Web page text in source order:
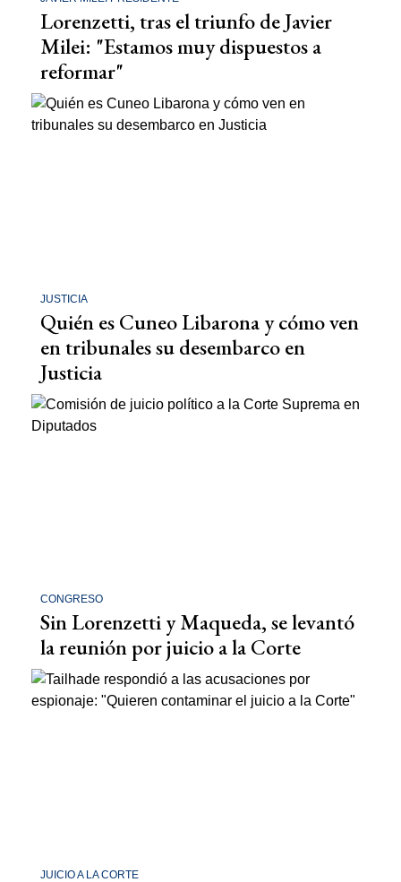
Lorenzetti, tras el triunfo de Javier
Milei: "Estamos muy dispuestos a
reformar"
JUSTICIA
Quién es Cuneo Libarona y cómo ven
en tribunales su desembarco en
Justicia
CONGRESO
Sin Lorenzetti y Maqueda, se levantó
la reunión por juicio a la Corte
JUICIO A LA CORTE